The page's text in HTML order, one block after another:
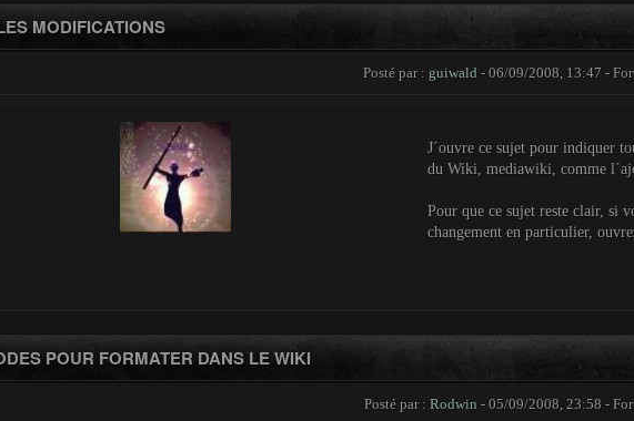
MODIFICATIONS
Posté par : guiwald - 06/09/2008, 13:47 -
J´ouvre ce sujet pour indiquer
du Wiki, mediawiki, comme
Pour que ce sujet reste clair, si
changement en particulier,
POUR FORMATER DANS LE WIKI
Posté par : Rodwin - 05/09/2008, 23:58 -